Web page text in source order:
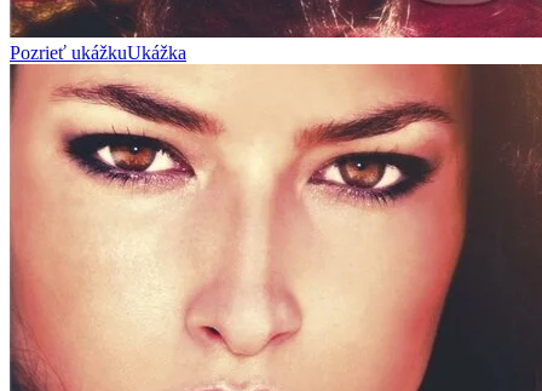
Pozrieť ukážkuUkážka